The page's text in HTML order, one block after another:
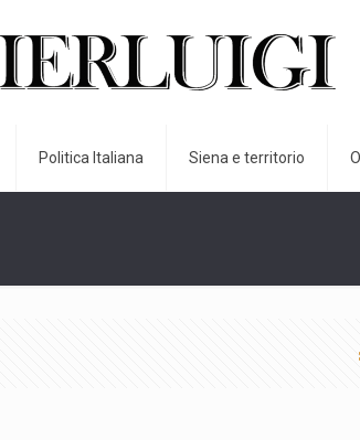
Politica Italiana Siena e territorio